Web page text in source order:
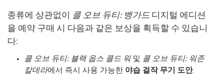
종류에 상관없이 콜 오브 듀티: 뱅가드 디지털 에디션
을 예약 구매 시 다음과 같은 보상을 획득할 수 있습니
다:
콜 오브 듀티: 블랙 옵스 콜드 워 및 콜 오브 듀티: 워존
칼데라에서 즉시 사용 가능한 야습 걸작 무기 도안.